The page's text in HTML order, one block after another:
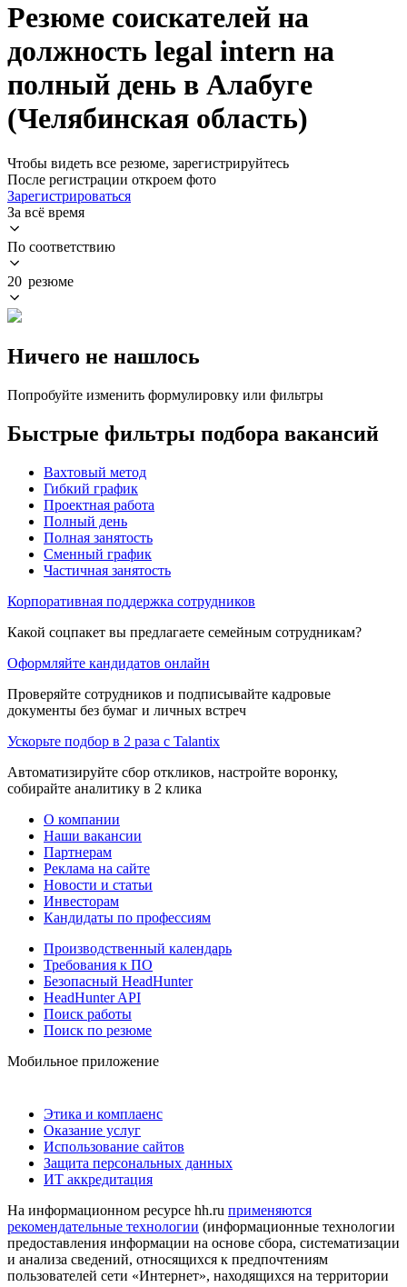
Резюме соискателей на
должность legal intern на
полный день в Алабуге
(Челябинская область)
Чтобы видеть все резюме, зарегистрируйтесь
После регистрации откроем фото
Зарегистрироваться
За всё время
По соответствию
20 резюме
Ничего не нашлось
Попробуйте изменить формулировку или фильтры
Быстрые фильтры подбора вакансий
Вахтовый метод
Гибкий график
Проектная работа
Полный день
Полная занятость
Сменный график
Частичная занятость
Корпоративная поддержка сотрудников
Какой соцпакет вы предлагаете семейным сотрудникам?
Оформляйте кандидатов онлайн
Проверяйте сотрудников и подписывайте кадровые
документы без бумаг и личных встреч
Ускорьте подбор в 2 раза с Talantix
Автоматизируйте сбор откликов, настройте воронку,
собирайте аналитику в 2 клика
О компании
Наши вакансии
Партнерам
Реклама на сайте
Новости и статьи
Инвесторам
Кандидаты по профессиям
Производственный календарь
Требования к ПО
Безопасный HeadHunter
HeadHunter API
Поиск работы
Поиск по резюме
Мобильное приложение
Этика и комплаенс
Оказание услуг
Использование сайтов
Защита персональных данных
ИТ аккредитация
На информационном ресурсе hh.ru применяются
рекомендательные технологии (информационные технологии
предоставления информации на основе сбора, систематизации
и анализа сведений, относящихся к предпочтениям
пользователей сети «Интернет», находящихся на территории